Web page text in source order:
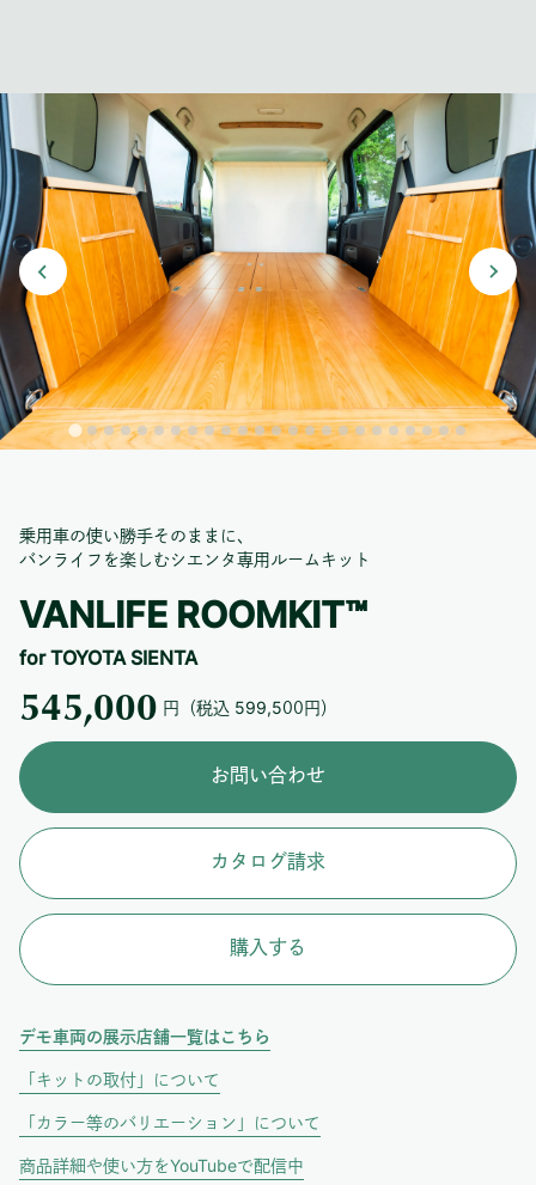
乗用車の使い勝手そのままに、
バンライフを楽しむシエンタ専用ルームキット
VANLIFE ROOMKIT™
for TOYOTA SIENTA
545,000 円（税込 599,500 円）
お問い合わせ
カタログ請求
購入する
デモ車両の展示店舗一覧はこちら
「キットの取付」について
「カラー等のバリエーション」について
商品詳細や使い方をYouTubeで配信中